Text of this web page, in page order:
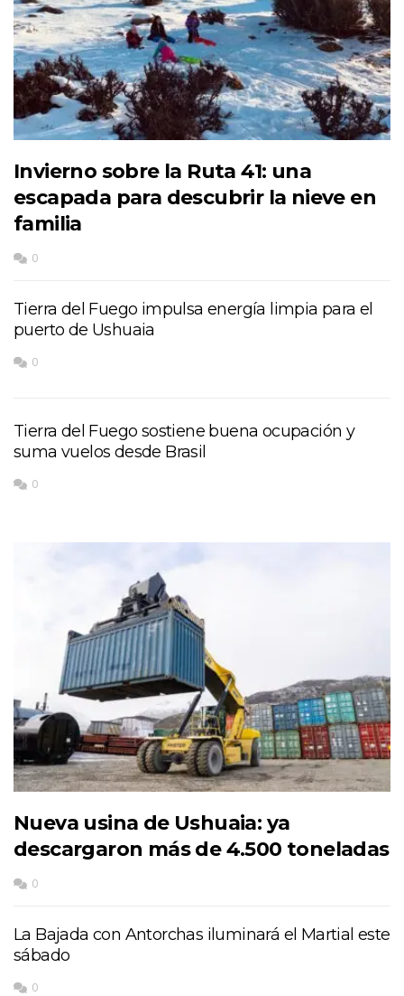
Invierno sobre la Ruta 41: una
escapada para descubrir la nieve en
familia
0
Tierra del Fuego impulsa energía limpia para el
puerto de Ushuaia
0
Tierra del Fuego sostiene buena ocupación y
suma vuelos desde Brasil
0
Nueva usina de Ushuaia: ya
descargaron más de 4.500 toneladas
0
La Bajada con Antorchas iluminará el Martial este
sábado
0